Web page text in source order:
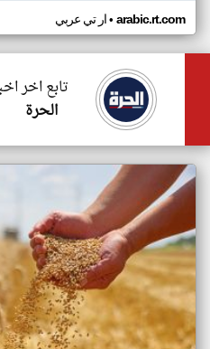
ار تي عربي• arabic.rt.com
تابع اخر
الحرة